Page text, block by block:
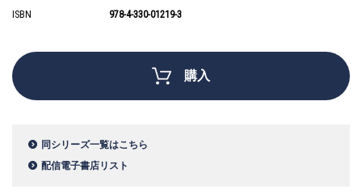
ISBN 978-4-330-01219-3
購入
同シリーズ一覧はこちら
配信電子書店リスト